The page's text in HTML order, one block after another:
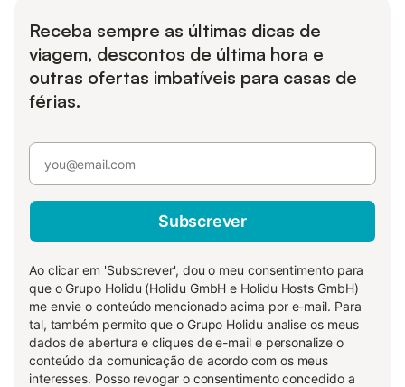
Receba sempre as últimas dicas de
viagem, descontos de última hora e
outras ofertas imbatíveis para casas de
férias.
Subscrever
Ao clicar em 'Subscrever', dou o meu consentimento para
que o Grupo Holidu (Holidu GmbH e Holidu Hosts GmbH)
me envie o conteúdo mencionado acima por e-mail. Para
tal, também permito que o Grupo Holidu analise os meus
dados de abertura e cliques de e-mail e personalize o
conteúdo da comunicação de acordo com os meus
interesses. Posso revogar o consentimento concedido a